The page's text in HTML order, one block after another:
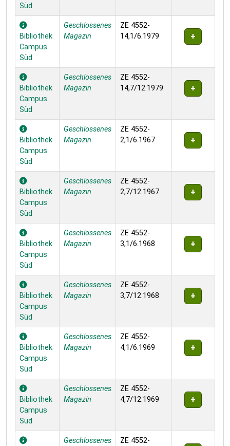
Süd
Bibliothek
Campus
Süd
Geschlossenes
Magazin
ZE 4552-
14,1/6.1979
Bibliothek
Campus
Süd
Geschlossenes
Magazin
ZE 4552-
14,7/12.1979
Bibliothek
Campus
Süd
Geschlossenes
Magazin
ZE 4552-
2,1/6.1967
Bibliothek
Campus
Süd
Geschlossenes
Magazin
ZE 4552-
2,7/12.1967
Bibliothek
Campus
Süd
Geschlossenes
Magazin
ZE 4552-
3,1/6.1968
Bibliothek
Campus
Süd
Geschlossenes
Magazin
ZE 4552-
3,7/12.1968
Bibliothek
Campus
Süd
Geschlossenes
Magazin
ZE 4552-
4,1/6.1969
Bibliothek
Campus
Süd
Geschlossenes
Magazin
ZE 4552-
4,7/12.1969
Geschlossenes
ZE 4552-